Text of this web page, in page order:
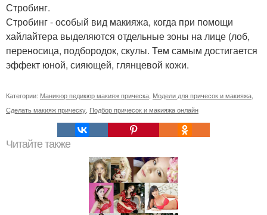
Стробинг.
Стробинг - особый вид макияжа, когда при помощи
хайлайтера выделяются отдельные зоны на лице (лоб,
переносица, подбородок, скулы. Тем самым достигается
эффект юной, сияющей, глянцевой кожи.
Категории: Маникюр педикюр макияж прическа Модели для причесок и макияжа
Сделать макияж прическу Подбор причесок и макияжа онлайн
Читайте также